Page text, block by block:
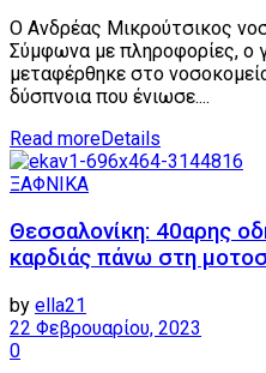
Ο Ανδρέας Μικρούτσικος
Σύμφωνα με πληροφορίες, ο
μεταφέρθηκε στο
δύσπνοια που ένιωσε....
Read moreDetails
ΞΑΦΝΙΚΑ
Θεσσαλονίκη: 40αρης
καρδιάς πάνω στη
by ella21
22 Φεβρουαρίου, 2023
0